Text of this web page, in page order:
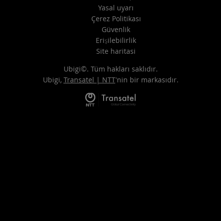
Yasal uyarı
Çerez Politikası
Güvenlik
Erişilebilirlik
Site haritasi
Ubigi©. Tüm hakları saklıdır.
Ubigi, Transatel | NTT'nin bir markasıdır.